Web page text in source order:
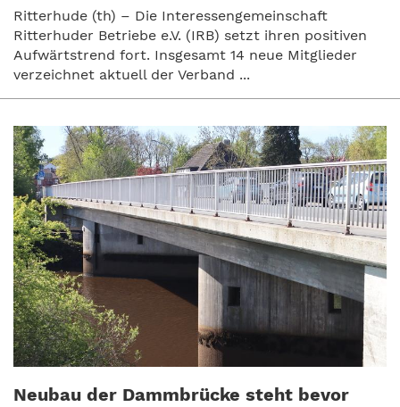
Ritterhude (th) – Die Interessengemeinschaft
Ritterhuder Betriebe e.V. (IRB) setzt ihren positiven
Aufwärtstrend fort. Insgesamt 14 neue Mitglieder
verzeichnet aktuell der Verband ...
Neubau der Dammbrücke steht bevor